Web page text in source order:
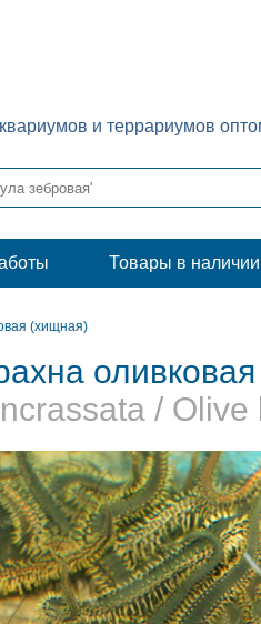
и террариумов
Товары в наличии
(хищная)
/ Olive